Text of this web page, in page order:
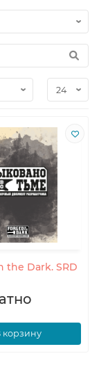
the Dark. SRD
корзину